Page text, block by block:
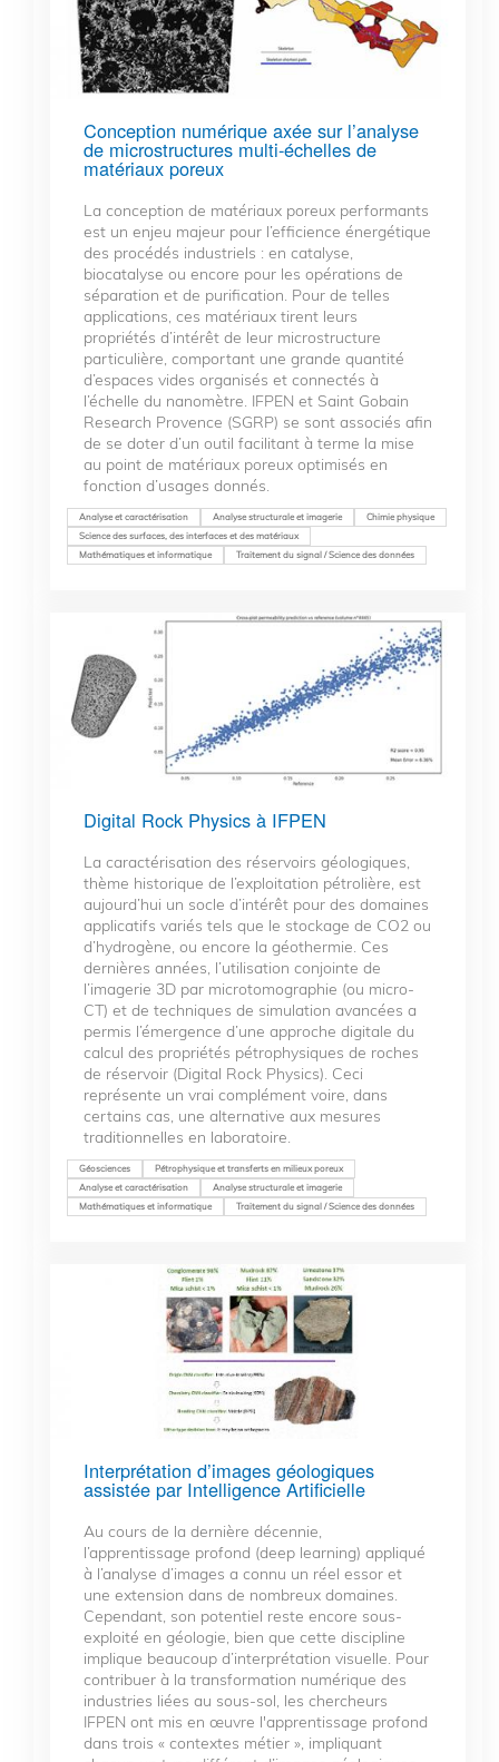
Conception numérique axée sur l’analyse
de microstructures multi-échelles de
matériaux poreux
La conception de matériaux poreux performants
est un enjeu majeur pour l’efficience énergétique
des procédés industriels : en catalyse,
biocatalyse ou encore pour les opérations de
séparation et de purification. Pour de telles
applications, ces matériaux tirent leurs
propriétés d’intérêt de leur microstructure
particulière, comportant une grande quantité
d’espaces vides organisés et connectés à
l’échelle du nanomètre. IFPEN et Saint Gobain
Research Provence (SGRP) se sont associés afin
de se doter d’un outil facilitant à terme la mise
au point de matériaux poreux optimisés en
fonction d’usages donnés.
Analyse et caractérisation Analyse structurale et imagerie
Chimie physique
Science des surfaces, des interfaces et des matériaux
Mathématiques et informatique
Traitement du signal / Science des données
Digital Rock Physics à IFPEN
La caractérisation des réservoirs géologiques,
thème historique de l’exploitation pétrolière, est
aujourd’hui un socle d’intérêt pour des domaines
applicatifs variés tels que le stockage de CO2 ou
d’hydrogène, ou encore la géothermie. Ces
dernières années, l’utilisation conjointe de
l’imagerie 3D par microtomographie (ou micro-
CT) et de techniques de simulation avancées a
permis l’émergence d’une approche digitale du
calcul des propriétés pétrophysiques de roches
de réservoir (Digital Rock Physics). Ceci
représente un vrai complément voire, dans
certains cas, une alternative aux mesures
traditionnelles en laboratoire.
Géosciences
Pétrophysique et transferts en milieux poreux
Analyse et caractérisation
Analyse structurale et imagerie
Mathématiques et informatique
Traitement du signal / Science des données
Interprétation d’images géologiques
assistée par Intelligence Artificielle
Au cours de la dernière décennie,
l’apprentissage profond (deep learning) appliqué
à l’analyse d’images a connu un réel essor et
une extension dans de nombreux domaines.
Cependant, son potentiel reste encore sous-
exploité en géologie, bien que cette discipline
implique beaucoup d’interprétation visuelle. Pour
contribuer à la transformation numérique des
industries liées au sous-sol, les chercheurs
IFPEN ont mis en œuvre l'apprentissage profond
dans trois « contextes métier », impliquant